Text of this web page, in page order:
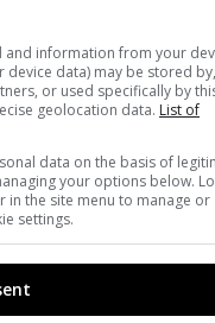
information from your
data) may be stored by,
or used specifically by
geolocation data. List of
data on the basis of
your options below.
the site menu to manage or
settings.